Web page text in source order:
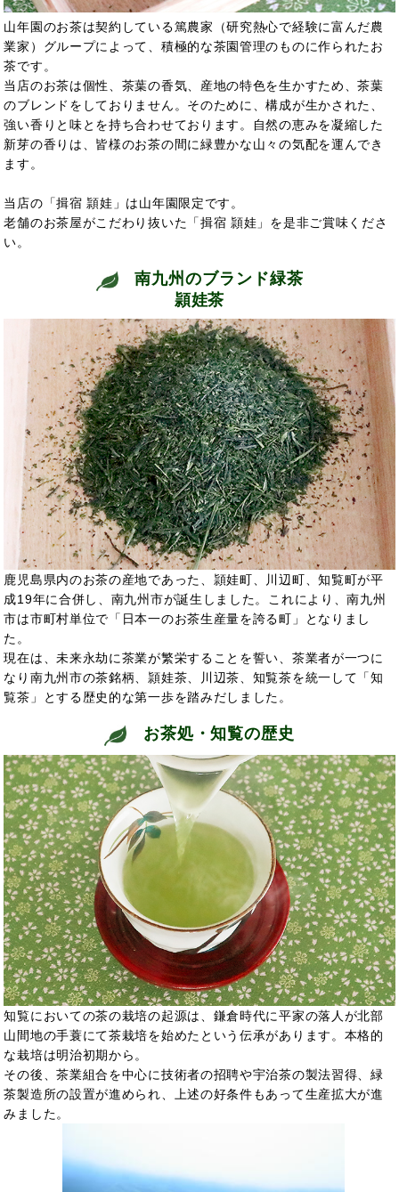
山年園のお茶は契約している篤農家（研究熱心で経験に富んだ農
業家）グループによって、積極的な茶園管理のものに作られたお
茶です。
当店のお茶は個性、茶葉の香気、産地の特色を生かすため、茶葉
のブレンドをしておりません。そのために、構成が生かされた、
強い香りと味とを持ち合わせております。自然の恵みを凝縮した
新芽の香りは、皆様のお茶の間に緑豊かな山々の気配を運んでき
ます。
当店の「揖宿 頴娃」は山年園限定です。
老舗のお茶屋がこだわり抜いた「揖宿 頴娃」を是非ご賞味くださ
い。
南九州のブランド緑茶
頴娃茶
鹿児島県内のお茶の産地であった、頴娃町、川辺町、知覧町が平
成19年に合併し、南九州市が誕生しました。これにより、南九州
市は市町村単位で「日本一のお茶生産量を誇る町」となりまし
た。
現在は、未来永劫に茶業が繁栄することを誓い、茶業者が一つに
なり南九州市の茶銘柄、頴娃茶、川辺茶、知覧茶を統一して「知
覧茶」とする歴史的な第一歩を踏みだしました。
お茶処・知覧の歴史
知覧においての茶の栽培の起源は、鎌倉時代に平家の落人が北部
山間地の手蓑にて茶栽培を始めたという伝承があります。本格的
な栽培は明治初期から。
その後、茶業組合を中心に技術者の招聘や宇治茶の製法習得、緑
茶製造所の設置が進められ、上述の好条件もあって生産拡大が進
みました。